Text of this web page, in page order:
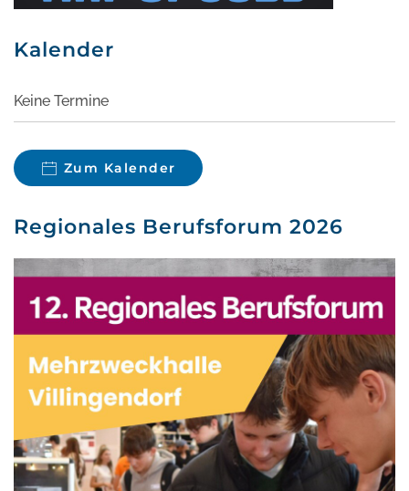
Kalender
Keine Termine
Zum Kalender
Regionales Berufsforum 2026